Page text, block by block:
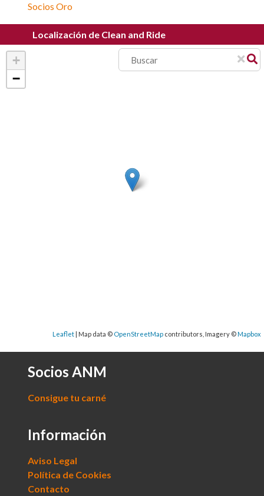
Socios Oro
Localización de Clean and Ride
Socios ANM
Consigue tu carné
Información
Aviso Legal
Política de Cookies
Contacto